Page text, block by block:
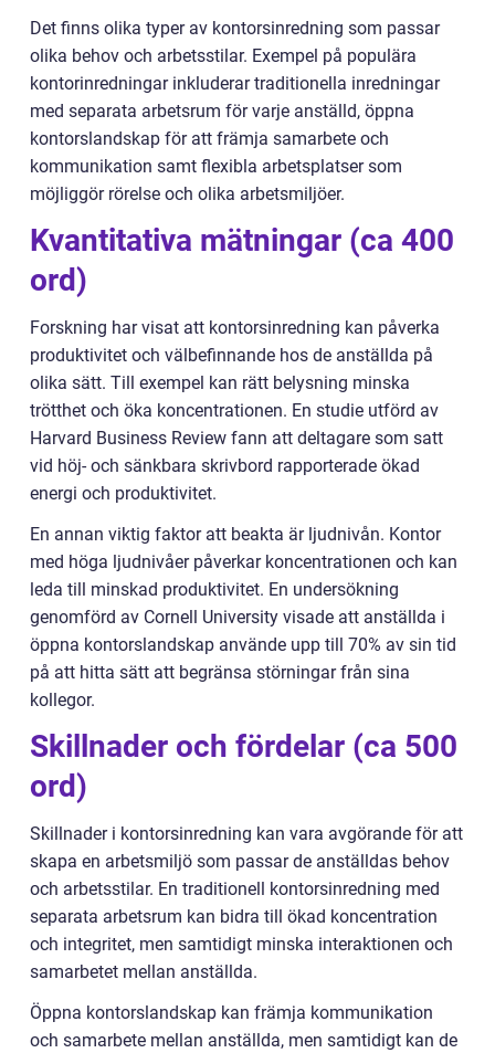
Det finns olika typer av kontorsinredning som passar
olika behov och arbetsstilar. Exempel på populära
kontorinredningar inkluderar traditionella inredningar
med separata arbetsrum för varje anställd, öppna
kontorslandskap för att främja samarbete och
kommunikation samt flexibla arbetsplatser som
möjliggör rörelse och olika arbetsmiljöer.
Kvantitativa mätningar (ca 400
ord)
Forskning har visat att kontorsinredning kan påverka
produktivitet och välbefinnande hos de anställda på
olika sätt. Till exempel kan rätt belysning minska
trötthet och öka koncentrationen. En studie utförd av
Harvard Business Review fann att deltagare som satt
vid höj- och sänkbara skrivbord rapporterade ökad
energi och produktivitet.
En annan viktig faktor att beakta är ljudnivån. Kontor
med höga ljudnivåer påverkar koncentrationen och kan
leda till minskad produktivitet. En undersökning
genomförd av Cornell University visade att anställda i
öppna kontorslandskap använde upp till 70% av sin tid
på att hitta sätt att begränsa störningar från sina
kollegor.
Skillnader och fördelar (ca 500
ord)
Skillnader i kontorsinredning kan vara avgörande för att
skapa en arbetsmiljö som passar de anställdas behov
och arbetsstilar. En traditionell kontorsinredning med
separata arbetsrum kan bidra till ökad koncentration
och integritet, men samtidigt minska interaktionen och
samarbetet mellan anställda.
Öppna kontorslandskap kan främja kommunikation
och samarbete mellan anställda, men samtidigt kan de